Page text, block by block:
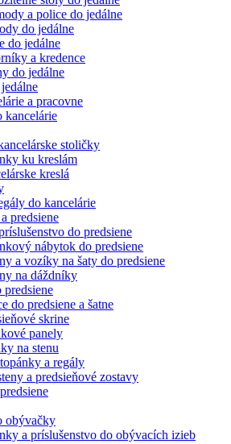
a police do jedálne
do jedálne
do jedálne
a kredence
do jedálne
a pracovne
kancelárie
stoličky
ku kreslám
kreslá
do kancelárie
predsiene
do predsiene
nábytok do predsiene
a vozíky na šaty do predsiene
na dáždníky
do predsiene a šatne
skrine
panely
na stenu
a regály
a predsieňové zostavy
obývačky
a príslušenstvo do obývacích izieb